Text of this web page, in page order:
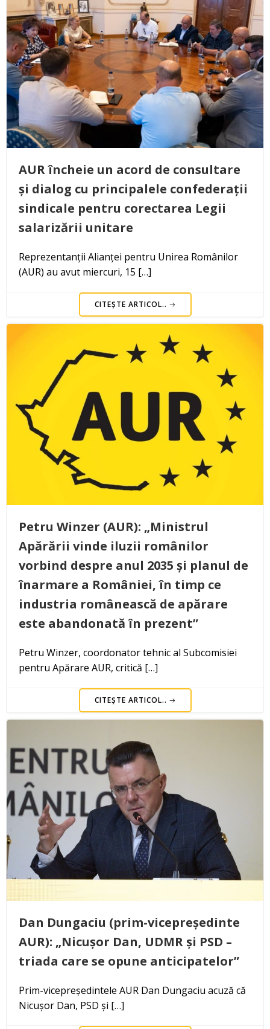
AUR încheie un acord de consultare
și dialog cu principalele confederații
sindicale pentru corectarea Legii
salarizării unitare
Reprezentanții Alianței pentru Unirea Românilor
(AUR) au avut miercuri, 15 […]
CITEȘTE ARTICOL..
Petru Winzer (AUR): „Ministrul
Apărării vinde iluzii românilor
vorbind despre anul 2035 și planul de
înarmare a României, în timp ce
industria românească de apărare
este abandonată în prezent”
Petru Winzer, coordonator tehnic al Subcomisiei
pentru Apărare AUR, critică […]
CITEȘTE ARTICOL..
Dan Dungaciu (prim-vicepreședinte
AUR): „Nicușor Dan, UDMR și PSD –
triada care se opune anticipatelor”
Prim-vicepreședintele AUR Dan Dungaciu acuză că
Nicușor Dan, PSD și […]